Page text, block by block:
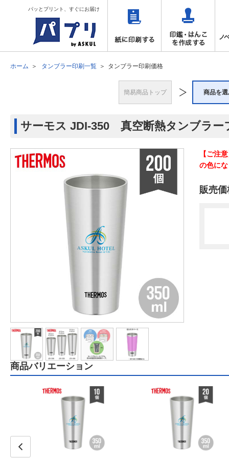
パッとプリント、すぐにお届け
ホーム タンブラー印刷一覧 タンブラー印刷価格
簡易商品トップ 商品を
サーモス JDI-350 真空断熱タンブラ
【ご注
の色に
販売価
商品バリエーション